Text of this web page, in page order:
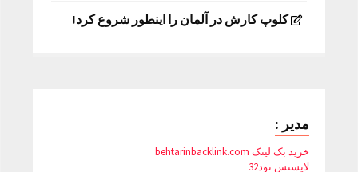
کلوپ کارش در آلمان را اینطور شروع کرد!
مدیر :
خرید بک لینک behtarinbacklink.com
لایسنس نود32